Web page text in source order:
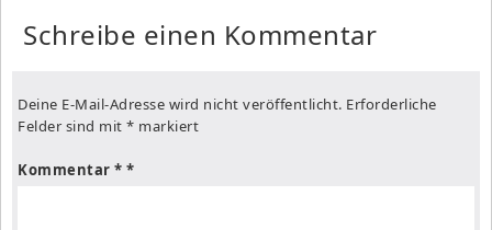
Schreibe einen Kommentar
Deine E-Mail-Adresse wird nicht veröffentlicht. Erforderliche
Felder sind mit * markiert
Kommentar *